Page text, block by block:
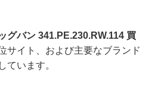
グバン 341.PE.230.RW.114 買
サイト、および主要なブランド
ています。